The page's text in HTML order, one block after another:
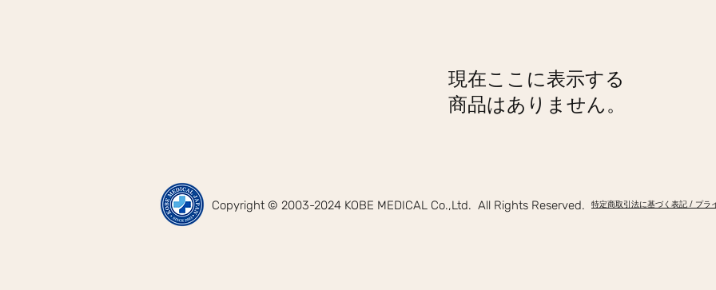
現在ここに表示する
商品はありません。
Copyright © 2003-2024 KOBE MEDICAL Co.,Ltd. All Rights Reserved. 特定商取引法に基づく表記 / プラ